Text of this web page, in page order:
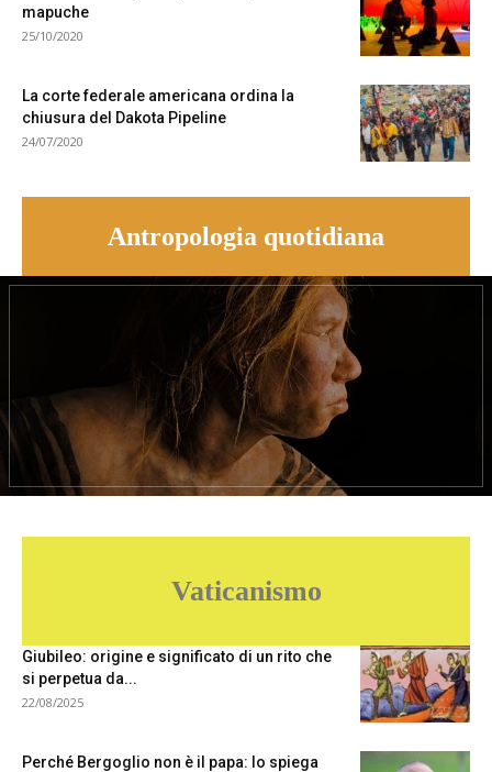
mapuche
25/10/2020
La corte federale americana ordina la
chiusura del Dakota Pipeline
24/07/2020
Antropologia quotidiana
Vaticanismo
Giubileo: origine e significato di un rito che
si perpetua da...
22/08/2025
Perché Bergoglio non è il papa: lo spiega